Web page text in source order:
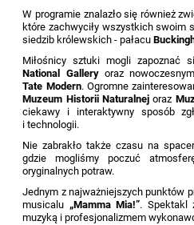
W programie znalazło się również
które zachwyciły wszystkich swoim
siedzib królewskich - pałacu
Miłośnicy sztuki mogli zapoznać
National Galleryoraz
Tate Modern. Ogromne
Muzeum Historii Naturalnejoraz
ciekawy i interaktywny sposób
i technologii.
Nie zabrakło także czasu na
gdzie mogliśmy poczuć
oryginalnych potraw.
Jednym z najważniejszych punktów
musicalu „Mamma Mia!”. Spektakl
muzyką i profesjonalizmem